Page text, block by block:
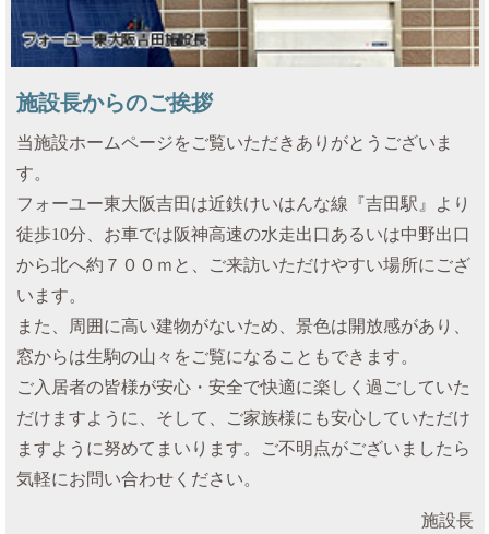
施設長からのご挨拶
当施設ホームページをご覧いただきありがとうございま
す。
フォーユー東大阪吉田は近鉄けいはんな線『吉田駅』より
徒歩10分、お車では阪神高速の水走出口あるいは中野出口
から北へ約７００ｍと、ご来訪いただけやすい場所にござ
います。
また、周囲に高い建物がないため、景色は開放感があり、
窓からは生駒の山々をご覧になることもできます。
ご入居者の皆様が安心・安全で快適に楽しく過ごしていた
だけますように、そして、ご家族様にも安心していただけ
ますように努めてまいります。ご不明点がございましたら
気軽にお問い合わせください。
施設長